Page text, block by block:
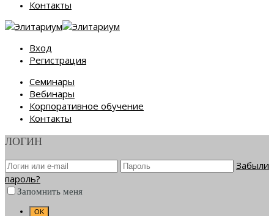
Контакты
Вход
Регистрация
Семинары
Вебинары
Корпоративное обучение
Контакты
ЛОГИН
Забыли
пароль?
Запомнить меня